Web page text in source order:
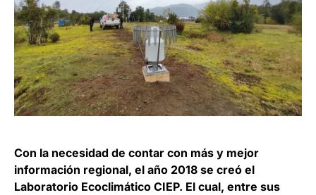
Con la necesidad de contar con más y mejor
información regional, el año 2018 se creó el
Laboratorio Ecoclimático CIEP. El cual, entre sus